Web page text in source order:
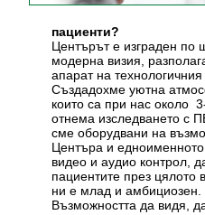
пациенти?
Центърът e изграден по
модерна визия,
апарат на
Създадохме уютна
които са при нас около
отнема изследването с
сме оборудвани на
Центъра и
видео и аудио контрол,
пациентите през
ни е млад и амбициозен.
Възможността да видя,